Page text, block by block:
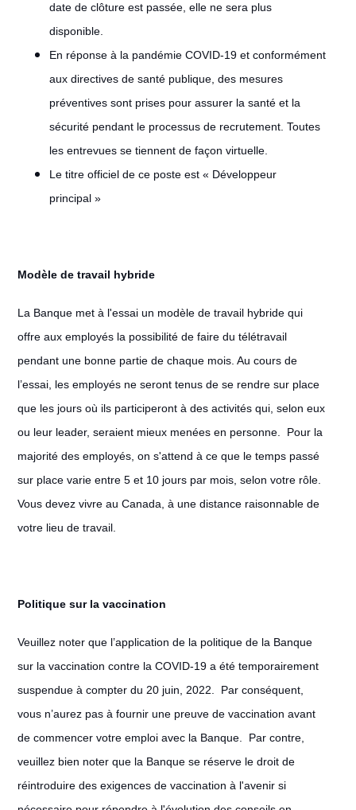
date de clôture est passée, elle ne sera plus
disponible.
En réponse à la pandémie COVID-19 et conformément
aux directives de santé publique, des mesures
préventives sont prises pour assurer la santé et la
sécurité pendant le processus de recrutement. Toutes
les entrevues se tiennent de façon virtuelle.
Le titre officiel de ce poste est « Développeur
principal »
Modèle de travail hybride
La Banque met à l'essai un modèle de travail hybride qui
offre aux employés la possibilité de faire du télétravail
pendant une bonne partie de chaque mois. Au cours de
l’essai, les employés ne seront tenus de se rendre sur place
que les jours où ils participeront à des activités qui, selon eux
ou leur leader, seraient mieux menées en personne. Pour la
majorité des employés, on s'attend à ce que le temps passé
sur place varie entre 5 et 10 jours par mois, selon votre rôle.
Vous devez vivre au Canada, à une distance raisonnable de
votre lieu de travail.
Politique sur la vaccination
Veuillez noter que l’application de la politique de la Banque
sur la vaccination contre la COVID-19 a été temporairement
suspendue à compter du 20 juin, 2022. Par conséquent,
vous n’aurez pas à fournir une preuve de vaccination avant
de commencer votre emploi avec la Banque. Par contre,
veuillez bien noter que la Banque se réserve le droit de
réintroduire des exigences de vaccination à l'avenir si